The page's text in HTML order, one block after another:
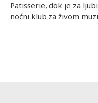
Patisserie, dok je za
noćni klub za živom